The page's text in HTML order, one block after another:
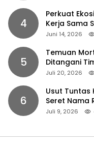
4
Perkuat
Kerja Sama
Juni 14, 2026
5
Temuan
Ditangani
Juli 20, 2026
6
Usut Tuntas
Seret Nama
Juli 9, 2026